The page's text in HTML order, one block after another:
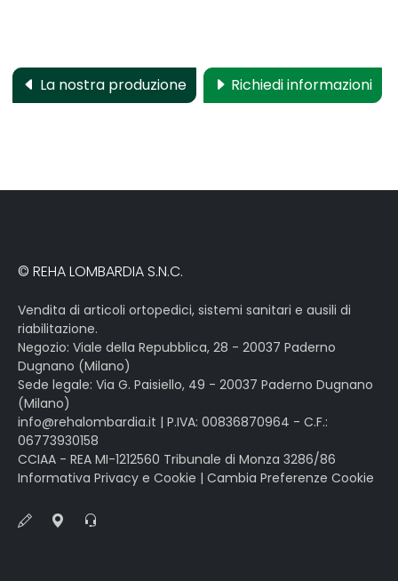
La nostra produzione Richiedi informazioni
© REHA LOMBARDIA S.N.C.
Vendita di articoli ortopedici, sistemi sanitari e ausili di
riabilitazione.
Negozio: Viale della Repubblica, 28 - 20037 Paderno
Dugnano (Milano)
Sede legale: Via G. Paisiello, 49 - 20037 Paderno Dugnano
(Milano)
info@rehalombardia.it | P.IVA: 00836870964 - C.F.:
06773930158
CCIAA - REA MI-1212560 Tribunale di Monza 3286/86
Informativa Privacy e Cookie | Cambia Preferenze Cookie